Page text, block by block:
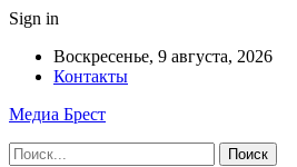
Sign in
Воскресенье, 9 августа, 2026
Контакты
Медиа Брест